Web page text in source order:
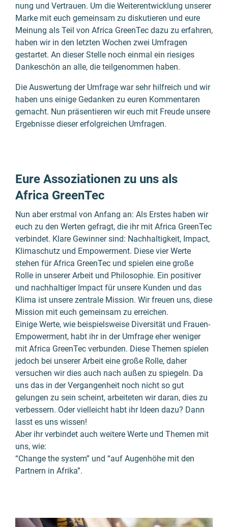
nung und Vertrauen. Um die Weiter­entwick­lung unserer
Marke mit euch gemein­sam zu disku­tieren und eure
Meinung als Teil von Africa GreenTec dazu zu erfah­ren,
haben wir in den letzten Wochen zwei Umfra­gen
gestartet. An dieser Stelle noch einmal ein riesiges
Danke­schön an alle, die teilge­nommen haben.
Die Aus­wertung der Umfrage war sehr hilf­reich und wir
haben uns einige Gedanken zu euren Kommen­taren
gemacht. Nun präsen­tieren wir euch mit Freude unsere
Ergebnisse dieser erfolg­reichen Umfragen.
Eure Assoziationen zu uns als
Africa GreenTec
Nun aber erstmal von Anfang an: Als Erstes haben wir
euch zu den Werten gefragt, die ihr mit Africa GreenTec
verbindet. Klare Gewinner sind: Nach­haltig­keit, Impact,
Klima­schutz und Empowerment. Diese vier Werte
stehen für Africa GreenTec und spielen eine große
Rolle in unserer Arbeit und Philo­sophie. Ein positiver
und nach­haltiger Impact für unsere Kunden und das
Klima ist unsere zentrale Mission. Wir freuen uns, diese
Mission mit euch gemein­sam zu errei­chen.
Einige Werte, wie beispiels­weise Diversi­tät und Frauen-
Empowerment, habt ihr in der Umfrage eher weniger
mit Africa GreenTec verbunden. Diese Themen spielen
jedoch bei unserer Arbeit eine große Rolle, daher
versuchen wir dies auch nach außen zu spiegeln. Da
uns das in der Vergangen­heit noch nicht so gut
gelungen zu sein scheint, arbei­teten wir daran, dies zu
verbessern. Oder viel­leicht habt ihr Ideen dazu? Dann
lasst es uns wissen!
Aber ihr verbindet auch weitere Werte und Themen mit
uns, wie:
“Change the system” und “auf Augen­höhe mit den
Partnern in Afrika”.